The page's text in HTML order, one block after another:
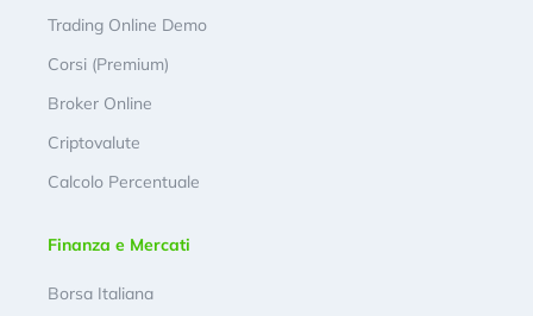
Trading Online Demo
Corsi (Premium)
Broker Online
Criptovalute
Calcolo Percentuale
Finanza e Mercati
Borsa Italiana